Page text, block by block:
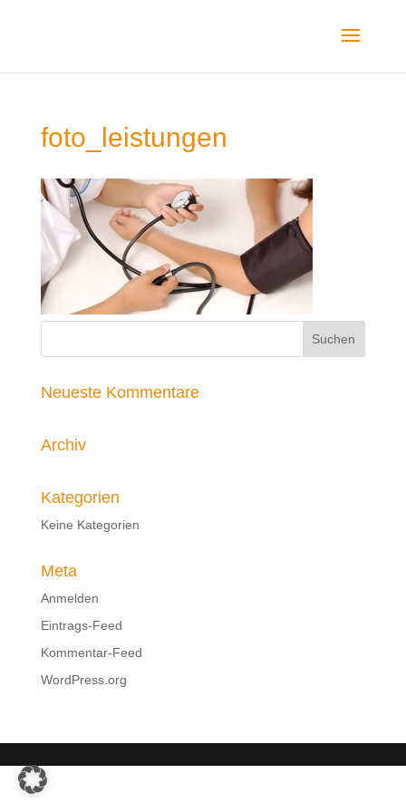
foto_leistungen
Neueste Kommentare
Archiv
Kategorien
Keine Kategorien
Meta
Anmelden
Eintrags-Feed
Kommentar-Feed
WordPress.org